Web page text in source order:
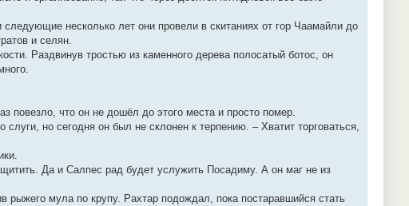
несколько лет они провели в скитаниях от гор Чаамайли до
и селян.
Раздвинув тростью из каменного дерева полосатый ботос, он
повезло, что он не дошёл до этого места и просто помер.
но сегодня он был не склонен к терпению. – Хватит торговаться,
Да и Салпес рад будет услужить Посадиму. А он маг не из
мула по крупу. Рахтар подождал, пока постаравшийся стать